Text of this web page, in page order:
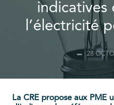
indicatives
l’électricité
28
La CRE propose aux PME